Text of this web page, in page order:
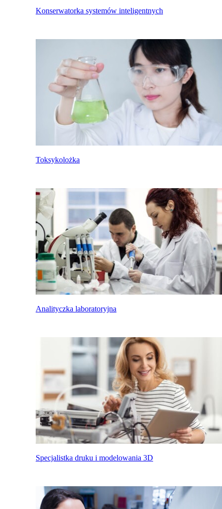
Konserwatorka systemów inteligentnych
Toksykolożka
Analityczka laboratoryjna
Specjalistka druku i modelowania 3D